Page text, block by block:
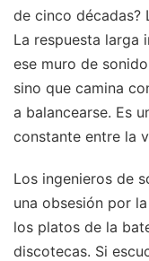
de cinco décadas?
La respuesta larga
ese muro de
sino que camina
a balancearse. Es
constante entre la
Los ingenieros de
una obsesión por
los platos de la
discotecas. Si